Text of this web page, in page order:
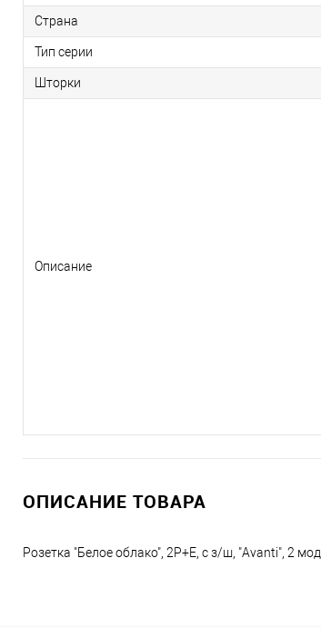
Страна
Тип серии
Шторки
Описание
ОПИСАНИЕ ТОВАРА
Розетка "Белое облако", 2P+E, с з/ш, "Avanti", 2 мод.